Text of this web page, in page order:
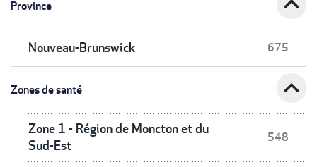
Province
Nouveau-Brunswick 675
Zones de santé expand_less
Zone 1 - Région de Moncton et du
Sud-Est
548